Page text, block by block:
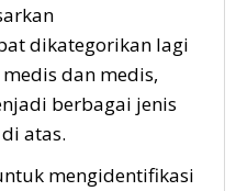
dikategorikan lagi
dan medis,
berbagai jenis
atas.
mengidentifikasi